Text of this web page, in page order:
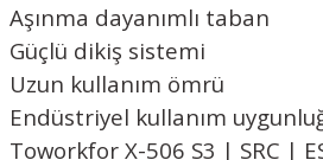
Aşınma dayanımlı taban
Güçlü dikiş sistemi
Uzun kullanım ömrü
Endüstriyel kullanım
Toworkfor X-506 S3 | SRC |